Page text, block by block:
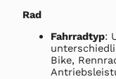
Rad
Fahrradtyp:
Bike,